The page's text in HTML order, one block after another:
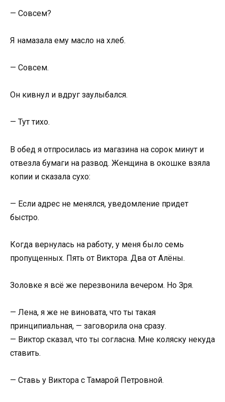
— Совсем?
Я намазала ему масло на хлеб.
— Совсем.
Он кивнул и вдруг заулыбался.
— Тут тихо.
В обед я отпросилась из магазина на сорок минут и
отвезла бумаги на развод. Женщина в окошке взяла
копии и сказала сухо:
— Если адрес не менялся, уведомление придет
быстро.
Когда вернулась на работу, у меня было семь
пропущенных. Пять от Виктора. Два от Алёны.
Золовке я всё же перезвонила вечером. Но Зря.
— Лена, я же не виновата, что ты такая
принципиальная, — заговорила она сразу.
— Виктор сказал, что ты согласна. Мне коляску некуда
ставить.
— Ставь у Виктора с Тамарой Петровной.